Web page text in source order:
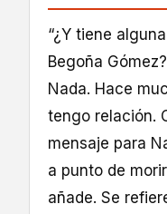
“¿Y tiene
Begoña
Nada. Hace
tengo relación.
mensaje para
a punto de
añade. Se